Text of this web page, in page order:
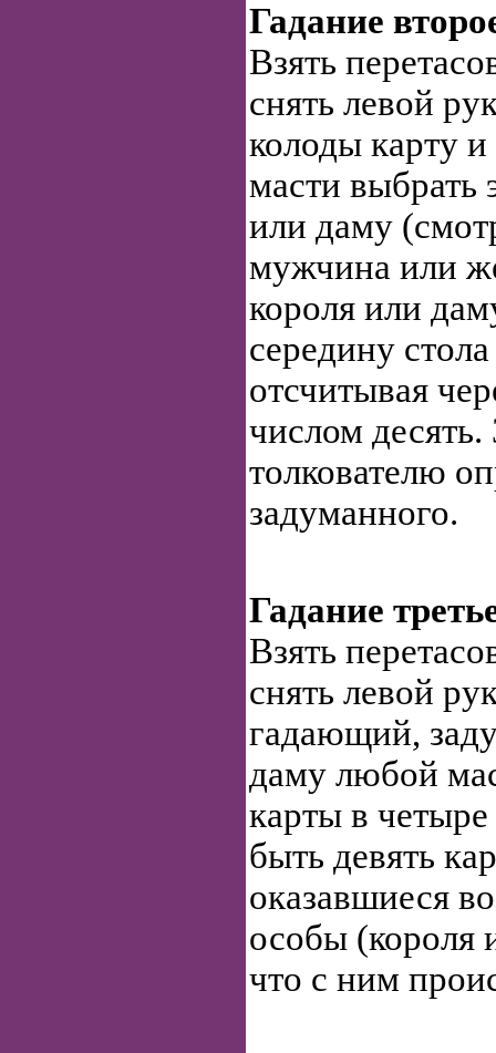
Гадание
Взять
снять левой
колоды карту
масти выбрать
или даму
мужчина или
короля или
середину
отсчитывая
числом
толкователю
задуманного.
Гадание
Взять
снять левой
гадающий,
даму любой
карты в
быть девять
оказавшиеся
особы (короля
что с ним